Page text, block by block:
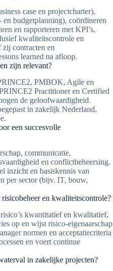
case en projectcharter),
budgetplanning), coördineren
en rapporteren met KPI’s,
kwaliteitscontrole en
zij contracten en
learned na afloop.
zijn relevant?
PMBOK, Agile en
Practitioner en Certified
de geloofwaardigheid.
in zakelijk Nederland,
een succesvolle
communicatie,
en conflictbeheersing.
inzicht en basiskennis van
per sector (bijv. IT, bouw,
en kwaliteitscontrole?
kwantitatief en kwalitatief,
op en wijst risico-eigenaarschap
normen en acceptatiecriteria
en voert continue
in zakelijke projecten?